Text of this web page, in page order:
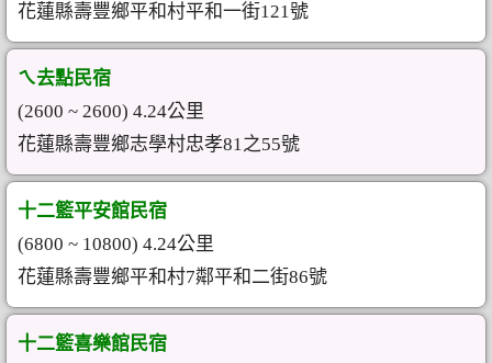
花蓮縣壽豐鄉平和村平和一街121號
ㄟ去點民宿
(2600 ~ 2600) 4.24公里
花蓮縣壽豐鄉志學村忠孝81之55號
十二籃平安館民宿
(6800 ~ 10800) 4.24公里
花蓮縣壽豐鄉平和村7鄰平和二街86號
十二籃喜樂館民宿